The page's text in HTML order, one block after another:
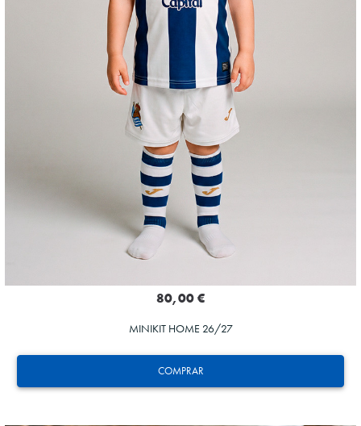
COMPRAR
80,00 €
MINIKIT HOME 26/27